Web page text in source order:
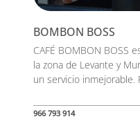
BOMBON BOSS
CAFÉ BOMBON BOSS
la zona de Levante y
un servicio inmejorable.
966 793 914